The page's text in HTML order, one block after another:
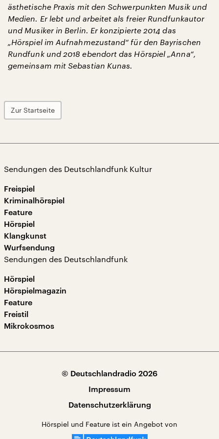
ästhetische Praxis mit den Schwerpunkten Musik und
Medien. Er lebt und arbeitet als freier Rundfunkautor
und Musiker in Berlin. Er konzipierte 2014 das
„Hörspiel im Aufnahmezustand“ für den Bayrischen
Rundfunk und 2018 ebendort das Hörspiel „Anna“,
gemeinsam mit Sebastian Kunas.
Zur Startseite
Sendungen des Deutschlandfunk Kultur
Freispiel
Kriminalhörspiel
Feature
Hörspiel
Klangkunst
Wurfsendung
Sendungen des Deutschlandfunk
Hörspiel
Hörspielmagazin
Feature
Freistil
Mikrokosmos
© Deutschlandradio 2026
Impressum
Datenschutzerklärung
Hörspiel und Feature ist ein Angebot von